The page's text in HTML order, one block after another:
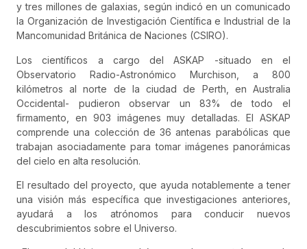
y tres millones de galaxias, según indicó en un comunicado
la Organización de Investigación Científica e Industrial de la
Mancomunidad Británica de Naciones (CSIRO).
Los científicos a cargo del ASKAP -situado en el
Observatorio Radio-Astronómico Murchison, a 800
kilómetros al norte de la ciudad de Perth, en Australia
Occidental- pudieron observar un 83% de todo el
firmamento, en 903 imágenes muy detalladas. El ASKAP
comprende una colección de 36 antenas parabólicas que
trabajan asociadamente para tomar imágenes panorámicas
del cielo en alta resolución.
El resultado del proyecto, que ayuda notablemente a tener
una visión más específica que investigaciones anteriores,
ayudará a los atrónomos para conducir nuevos
descubrimientos sobre el Universo.